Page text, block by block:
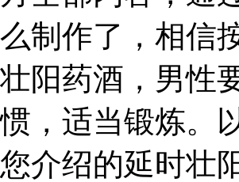
么制作了，相信
壮阳药酒，男性
惯，适当锻炼。
您介绍的延时壮